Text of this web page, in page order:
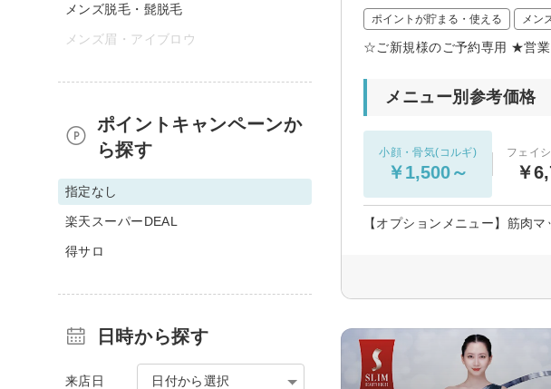
ポイントが貯まる・使える メン
☆ご新規様のご予約専用 ★営業
メニュー別参考価格
小顔・骨気(コルギ)
￥1,500～
フェイ
￥
【オプションメニュー】筋肉マ
メンズ脱毛・髭脱毛
メンズ眉・アイブロウ
ポイントキャンペーンか
ら探す
指定なし
楽天スーパーDEAL
得サロ
日時から探す
来店日 日付から選択